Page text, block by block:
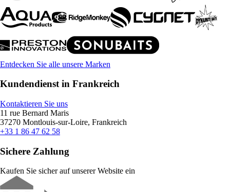
Entdecken Sie alle unsere Marken
Kundendienst in Frankreich
Kontaktieren Sie uns
11 rue Bernard Maris
37270 Montlouis-sur-Loire, Frankreich
+33 1 86 47 62 58
Sichere Zahlung
Kaufen Sie sicher auf unserer Website ein